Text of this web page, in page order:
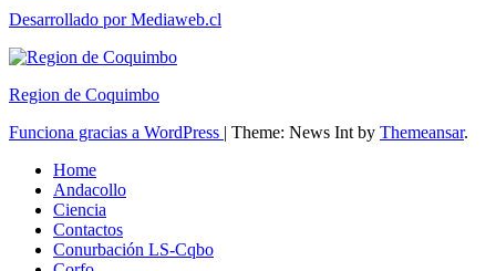
Desarrollado por Mediaweb.cl
Region de Coquimbo
Funciona gracias a WordPress | Theme: News Int by Themeansar.
Home
Andacollo
Ciencia
Contactos
Conurbación LS-Cqbo